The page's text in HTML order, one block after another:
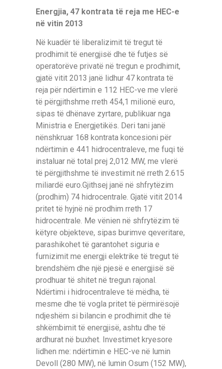
Energjia, 47 kontrata të reja me HEC-e
në vitin 2013
Në kuadër të liberalizimit të tregut të
prodhimit të energjisë dhe të futjes së
operatorëve privatë në tregun e prodhimit,
gjatë vitit 2013 janë lidhur 47 kontrata të
reja për ndërtimin e 112 HEC-ve me vlerë
të përgjithshme rreth 454,1 milionë euro,
sipas të dhënave zyrtare, publikuar nga
Ministria e Energjetikës. Deri tani janë
nënshkruar 168 kontrata koncesioni për
ndërtimin e 441 hidrocentraleve, me fuqi të
instaluar në total prej 2,012 MW, me vlerë
të përgjithshme të investimit në rreth 2.615
miliardë euro.Gjithsej janë në shfrytëzim
(prodhim) 74 hidrocentrale. Gjatë vitit 2014
pritet të hyjnë në prodhim rreth 17
hidrocentrale. Me vënien në shfrytëzim të
këtyre objekteve, sipas burimve qeveritare,
parashikohet të garantohet siguria e
furnizimit me energji elektrike të tregut të
brendshëm dhe një pjesë e energjisë së
prodhuar të shitet në tregun rajonal.
Ndërtimi i hidrocentraleve të mëdha, të
mesme dhe të vogla pritet të përmirësojë
ndjeshëm si bilancin e prodhimit dhe të
shkëmbimit të energjisë, ashtu dhe të
ardhurat në buxhet. Investimet kryesore
lidhen me: ndërtimin e HEC-ve në lumin
Devoll (280 MW), në lumin Osum (152 MW),